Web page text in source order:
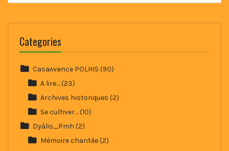
Categories
Casaʌvance POLHIS (90)
A lire…(23)
Archives historiques (2)
Se cultiver…(10)
Dyàlis_Pmh (2)
Mémoire chantée(2)